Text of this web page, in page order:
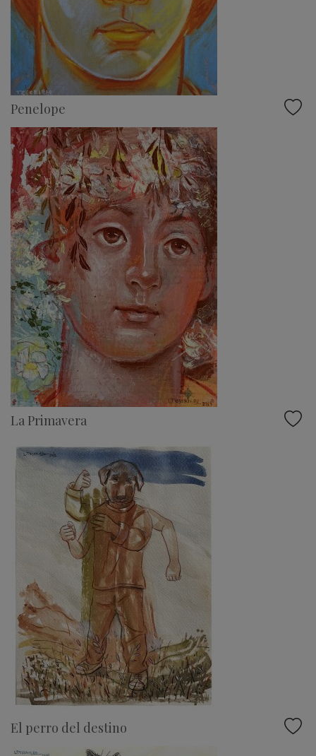
Penelope
La Primavera
El perro del destino